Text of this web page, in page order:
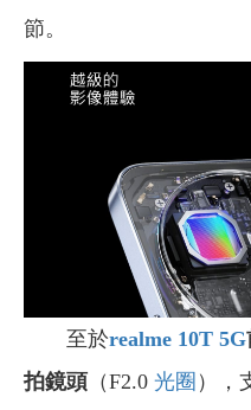
節。
至於realme 10T 5G
拍鏡頭（F2.0 光圈 ），